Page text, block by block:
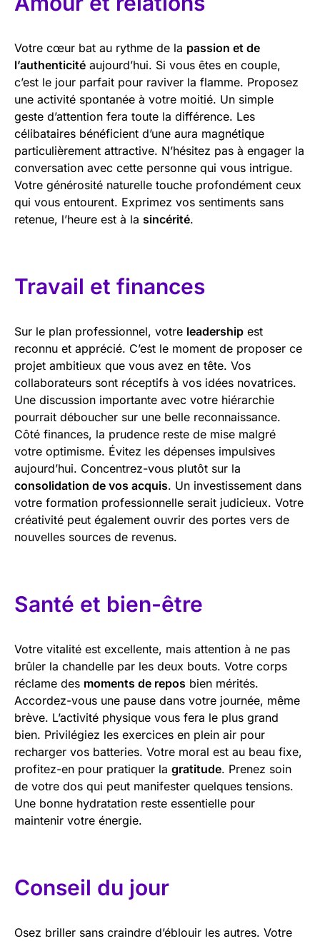
Votre cœur bat au rythme de la passion et de
l’authenticité aujourd’hui. Si vous êtes en couple,
c’est le jour parfait pour raviver la flamme. Proposez
une activité spontanée à votre moitié. Un simple
geste d’attention fera toute la différence. Les
célibataires bénéficient d’une aura magnétique
particulièrement attractive. N’hésitez pas à engager la
conversation avec cette personne qui vous intrigue.
Votre générosité naturelle touche profondément ceux
qui vous entourent. Exprimez vos sentiments sans
retenue, l’heure est à la sincérité.
Travail et finances
Sur le plan professionnel, votre leadership est
reconnu et apprécié. C’est le moment de proposer ce
projet ambitieux que vous avez en tête. Vos
collaborateurs sont réceptifs à vos idées novatrices.
Une discussion importante avec votre hiérarchie
pourrait déboucher sur une belle reconnaissance.
Côté finances, la prudence reste de mise malgré
votre optimisme. Évitez les dépenses impulsives
aujourd’hui. Concentrez-vous plutôt sur la
consolidation de vos acquis. Un investissement dans
votre formation professionnelle serait judicieux. Votre
créativité peut également ouvrir des portes vers de
nouvelles sources de revenus.
Santé et bien-être
Votre vitalité est excellente, mais attention à ne pas
brûler la chandelle par les deux bouts. Votre corps
réclame des moments de repos bien mérités.
Accordez-vous une pause dans votre journée, même
brève. L’activité physique vous fera le plus grand
bien. Privilégiez les exercices en plein air pour
recharger vos batteries. Votre moral est au beau fixe,
profitez-en pour pratiquer la gratitude. Prenez soin
de votre dos qui peut manifester quelques tensions.
Une bonne hydratation reste essentielle pour
maintenir votre énergie.
Conseil du jour
Osez briller sans craindre d’éblouir les autres. Votre